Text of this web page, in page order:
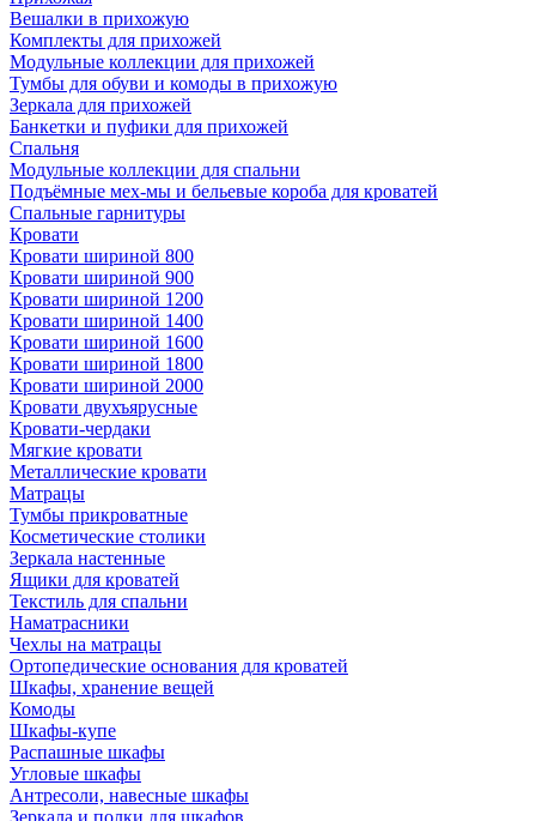
Вешалки в прихожую
Комплекты для прихожей
Модульные коллекции для прихожей
Тумбы для обуви и комоды в прихожую
Зеркала для прихожей
Банкетки и пуфики для прихожей
Спальня
Модульные коллекции для спальни
Подъёмные мех-мы и бельевые короба для кроватей
Спальные гарнитуры
Кровати
Кровати шириной 800
Кровати шириной 900
Кровати шириной 1200
Кровати шириной 1400
Кровати шириной 1600
Кровати шириной 1800
Кровати шириной 2000
Кровати двухъярусные
Кровати-чердаки
Мягкие кровати
Металлические кровати
Матрацы
Тумбы прикроватные
Косметические столики
Зеркала настенные
Ящики для кроватей
Текстиль для спальни
Наматрасники
Чехлы на матрацы
Ортопедические основания для кроватей
Шкафы, хранение вещей
Комоды
Шкафы-купе
Распашные шкафы
Угловые шкафы
Антресоли, навесные шкафы
Зеркала и полки для шкафов